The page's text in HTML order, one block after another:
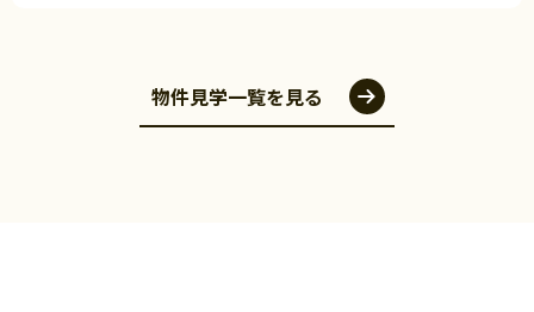
物件見学一覧を見る